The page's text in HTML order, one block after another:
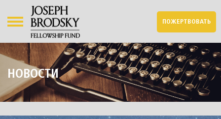
ПОЖЕРТВОВАТЬ
НОВОСТИ